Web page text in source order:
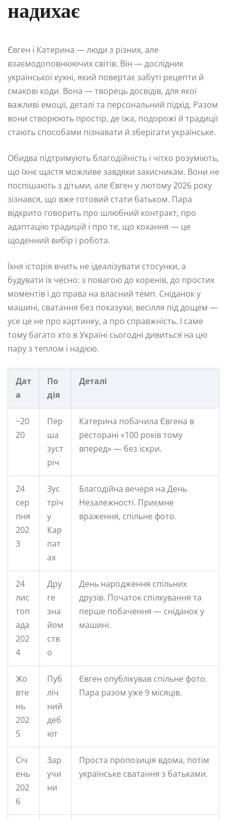
надихає
Євген і Катерина — люди з різних, але
взаємодоповнюючих світів. Він — дослідник
української кухні, який повертає забуті рецепти й
смакові коди. Вона — творець досвідів, для якої
важливі емоції, деталі та персональний підхід. Разом
вони створюють простір, де їжа, подорожі й традиції
стають способами пізнавати й зберігати українське.
Обидва підтримують благодійність і чітко розуміють,
що їхнє щастя можливе завдяки захисникам. Вони не
поспішають з дітьми, але Євген у лютому 2026 року
зізнався, що вже готовий стати батьком. Пара
відкрито говорить про шлюбний контракт, про
адаптацію традицій і про те, що кохання — це
щоденний вибір і робота.
Їхня історія вчить не ідеалізувати стосунки, а
будувати їх чесно: з повагою до коренів, до простих
моментів і до права на власний темп. Сніданок у
машині, сватання без показухи, весілля під дощем —
усе це не про картинку, а про справжність. І саме
тому багато хто в Україні сьогодні дивиться на цю
пару з теплом і надією.
Дат
а
По
дія
Деталі
~20
20
Пер
ша
зуст
річ
Катерина побачила Євгена в
ресторані «100 років тому
вперед» — без іскри.
24
сер
пня
202
3
Зус
тріч
у
Кар
пат
ах
Благодійна вечеря на День
Незалежності. Приємне
враження, спільне фото.
24
лис
топ
ада
202
4
Дру
ге
зна
йом
ств
о
День народження спільних
друзів. Початок спілкування та
перше побачення — сніданок у
машині.
Жо
вте
нь
202
5
Пуб
ліч
ний
деб
ют
Євген опублікував спільне фото.
Пара разом уже 9 місяців.
Січ
ень
202
6
Зар
учи
ни
Проста пропозиція вдома, потім
українське сватання з батьками.